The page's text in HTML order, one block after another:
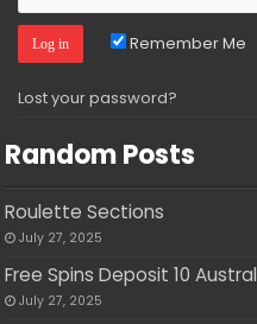
Remember Me
Lost your password?
Random Posts
Roulette Sections
July 27, 2025
Free Spins Deposit 10
July 27, 2025